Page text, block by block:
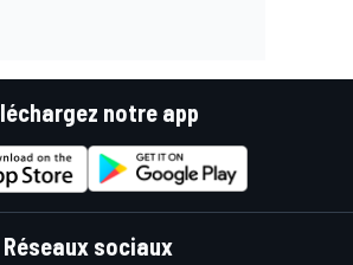
notre app
Réseaux sociaux